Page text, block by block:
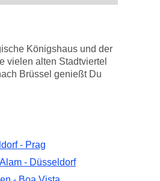
Königshaus und der
vielen alten Stadtviertel
Brüssel genießt Du
- Prag
- Düsseldorf